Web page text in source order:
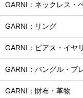
GARNI：ネックレス・
GARNI：リング
GARNI：ピアス・イヤ
GARNI：バングル・ブ
GARNI：財布・革物